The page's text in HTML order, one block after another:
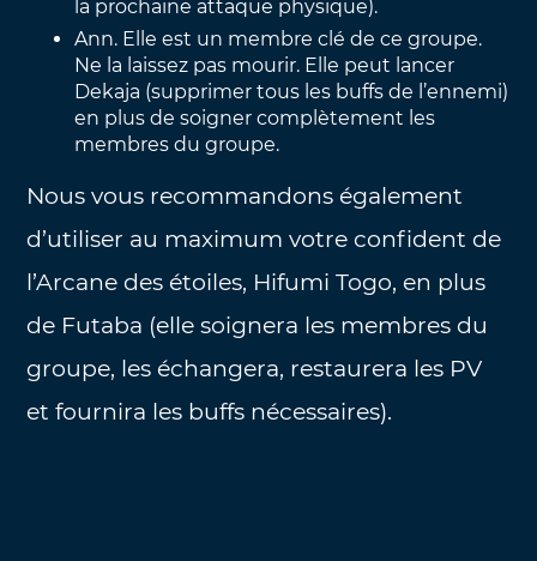
la prochaine attaque physique).
Ann. Elle est un membre clé de ce groupe.
Ne la laissez pas mourir. Elle peut lancer
Dekaja (supprimer tous les buffs de l’ennemi)
en plus de soigner complètement les
membres du groupe.
Nous vous recommandons également
d’utiliser au maximum votre confident de
l’Arcane des étoiles, Hifumi Togo, en plus
de Futaba (elle soignera les membres du
groupe, les échangera, restaurera les PV
et fournira les buffs nécessaires).